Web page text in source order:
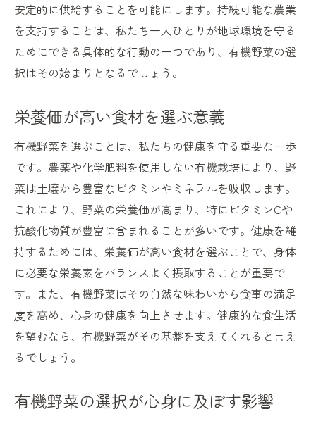
安定的に供給することを可能にします。持続可能な農業
を支持することは、私たち一人ひとりが地球環境を守る
ためにできる具体的な行動の一つであり、有機野菜の選
択はその始まりとなるでしょう。
栄養価が高い食材を選ぶ意義
有機野菜を選ぶことは、私たちの健康を守る重要な一歩
です。農薬や化学肥料を使用しない有機栽培により、野
菜は土壌から豊富なビタミンやミネラルを吸収します。
これにより、野菜の栄養価が高まり、特にビタミンCや
抗酸化物質が豊富に含まれることが多いです。健康を維
持するためには、栄養価が高い食材を選ぶことで、身体
に必要な栄養素をバランスよく摂取することが重要で
す。また、有機野菜はその自然な味わいから食事の満足
度を高め、心身の健康を向上させます。健康的な食生活
を望むなら、有機野菜がその基盤を支えてくれると言え
るでしょう。
有機野菜の選択が心身に及ぼす影響